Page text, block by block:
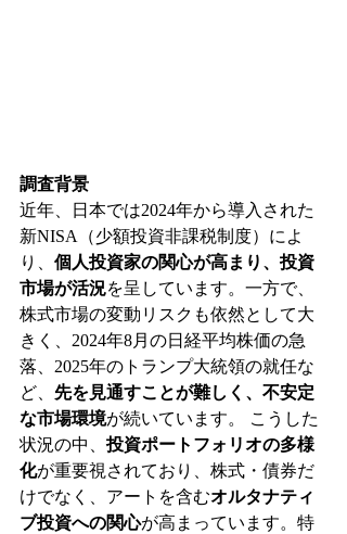
調査背景
近年、日本では2024年から導入された
新NISA（少額投資非課税制度）によ
り、 個人投資家の関心が高まり、投資
市場が活況を呈しています。一方で、
株式市場の変動リスクも依然として大
きく、2024年8月の日経平均株価の急
落、2025年のトランプ大統領の就任な
ど、 先を見通すことが難しく、不安定
な市場環境が続いています。 こうした
状況の中、投資ポートフォリオの多様
化が重要視されており、株式・債券だ
けでなく、アートを含むオルタナティ
ブ投資への関心が高まっています。特